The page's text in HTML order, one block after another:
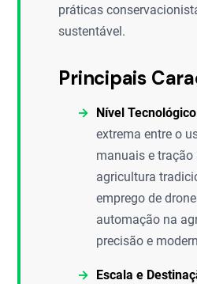
práticas
sustentável.
Principais
Nível
extrema entre o
manuais e
agricultura
emprego de
automação na
precisão e
Escala e